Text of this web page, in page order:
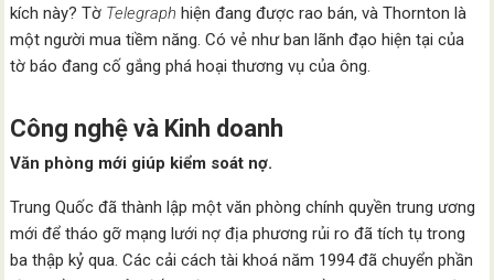
kích này? Tờ Telegraph hiện đang được rao bán, và Thornton là
một người mua tiềm năng. Có vẻ như ban lãnh đạo hiện tại của
tờ báo đang cố gắng phá hoại thương vụ của ông.
Công nghệ và Kinh doanh
Văn phòng mới giúp kiểm soát nợ.
Trung Quốc đã thành lập một văn phòng chính quyền trung ương
mới để tháo gỡ mạng lưới nợ địa phương rủi ro đã tích tụ trong
ba thập kỷ qua. Các cải cách tài khoá năm 1994 đã chuyển phần